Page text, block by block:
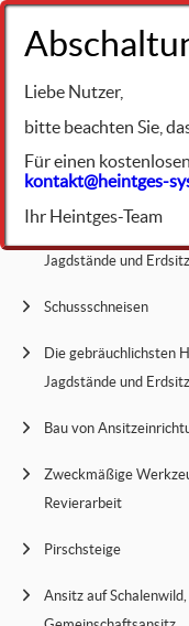
BIBLIOTHEK
Ansitz oder Anstand -
Jagdstände und
Schussschneisen
Die gebräuchlichsten
Jagdstände und
Bau von
Zweckmäßige
Revierarbeit
Pirschsteige
Ansitz auf Schalenwild,
Liebe Nutzer,
bitte beachten Sie,
Für einen
kontakt@heintges-
Ihr Heintges-Team